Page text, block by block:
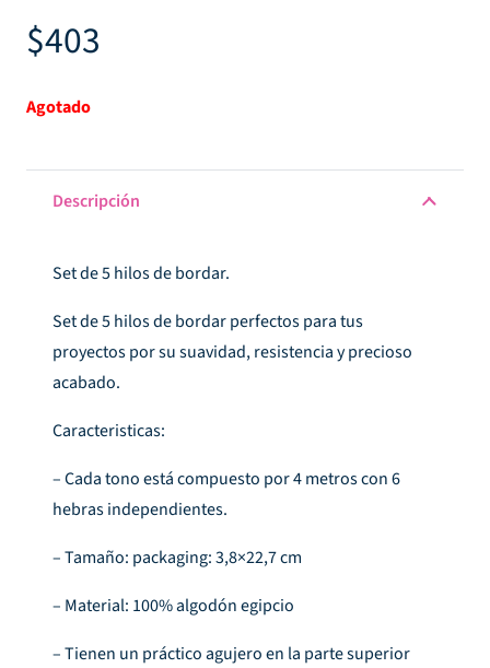
$403
Agotado
Descripción
Set de 5 hilos de bordar.
Set de 5 hilos de bordar perfectos para tus
proyectos por su suavidad, resistencia y precioso
acabado.
Caracteristicas:
– Cada tono está compuesto por 4 metros con 6
hebras independientes.
– Tamaño: packaging: 3,8×22,7 cm
– Material: 100% algodón egipcio
– Tienen un práctico agujero en la parte superior